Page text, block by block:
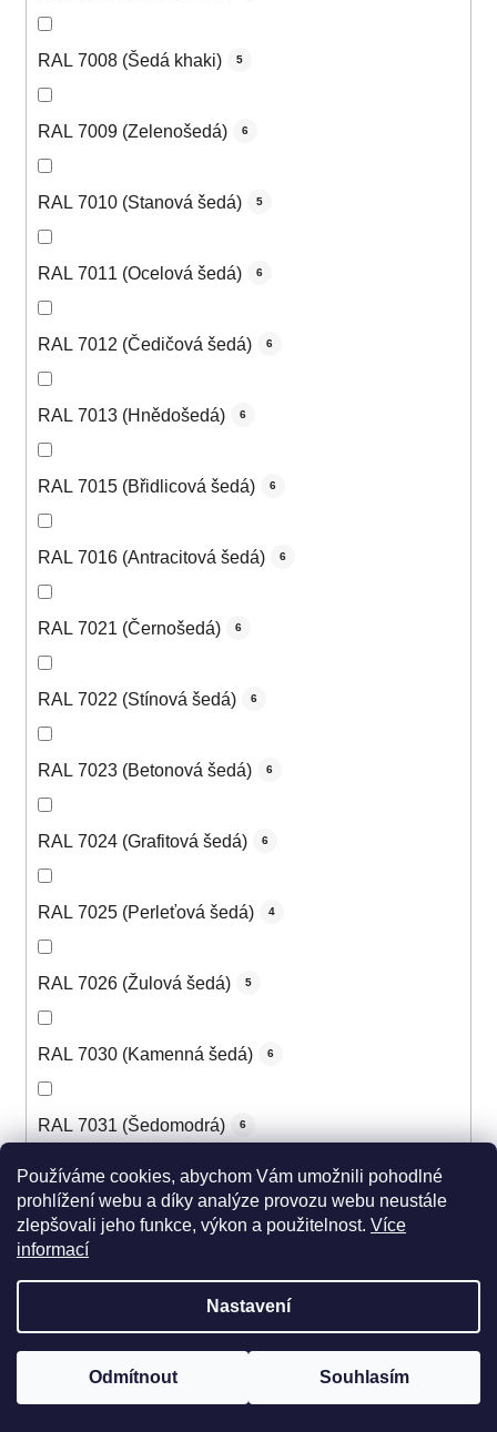
Používáme cookies, abychom Vám umožnili pohodlné
prohlížení webu a díky analýze provozu webu neustále
zlepšovali jeho funkce, výkon a použitelnost. Více
informací
Nastavení
Odmítnout Souhlasím
RAL 7008 (Šedá khaki) 5
RAL 7009 (Zelenošedá) 6
RAL 7010 (Stanová šedá) 5
RAL 7011 (Ocelová šedá) 6
RAL 7012 (Čedičová šedá) 6
RAL 7013 (Hnědošedá) 6
RAL 7015 (Břidlicová šedá) 6
RAL 7016 (Antracitová šedá) 6
RAL 7021 (Černošedá) 6
RAL 7022 (Stínová šedá) 6
RAL 7023 (Betonová šedá) 6
RAL 7024 (Grafitová šedá) 6
RAL 7025 (Perleťová šedá) 4
RAL 7026 (Žulová šedá) 5
RAL 7030 (Kamenná šedá) 6
RAL 7031 (Šedomodrá) 6
RAL 7032 (Štěrková šedá) 6
RAL 7034 (Šedožlutá)
RAL 7035 (Světle šedá)